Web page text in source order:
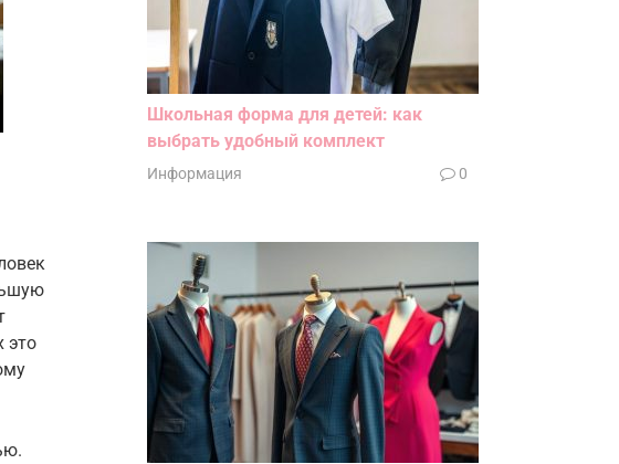
это
Школьная форма для детей: как
выбрать удобный комплект
Информация 0